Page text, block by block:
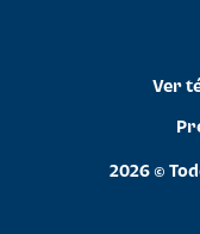
2026 ©
Ver